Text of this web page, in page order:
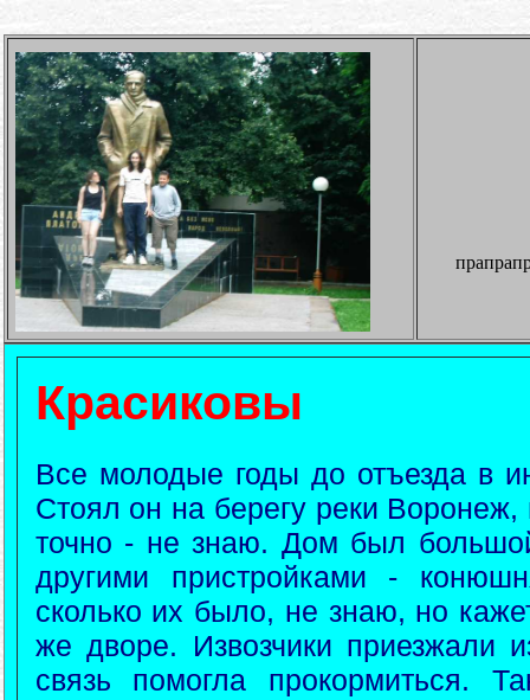
Красиковы
Все молодые годы до отъезда в
Стоял он на берегу реки Воронеж,
точно - не знаю. Дом был
другими пристройками -
сколько их было, не знаю, но
же дворе. Извозчики приезжали
связь помогла прокормиться.